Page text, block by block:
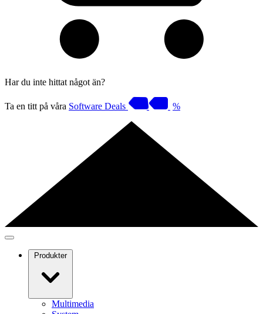
Har du inte hittat något än?
Ta en titt på våra Software Deals %
Produkter
Multimedia